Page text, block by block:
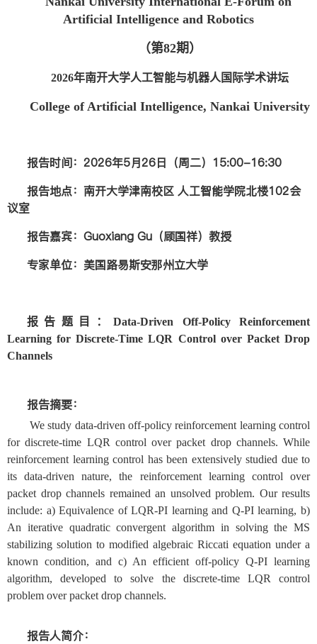
Artificial Intelligence and Robotics
（第82期 ）
2026年南开大学人工智能与机器人国际学术讲坛
College of Artificial Intelligence, Nankai University
报告时间：2026年5月26日（周二）15:00-16:30
报告地点：南开大学津南校区 人工智能学院北楼102会
议室
报告嘉宾：Guoxiang Gu（顾国祥）教授
专家单位：美国路易斯安那州立大学
报告题目：Data-Driven Off-Policy Reinforcement
Learning for Discrete-Time LQR Control over Packet Drop
Channels
报告摘要：
We study data-driven off-policy reinforcement learning control
for discrete-time LQR control over packet drop channels. While
reinforcement learning control has been extensively studied due to
its data-driven nature, the reinforcement learning control over
packet drop channels remained an unsolved problem. Our results
include: a) Equivalence of LQR-PI learning and Q-PI learning, b)
An iterative quadratic convergent algorithm in solving the MS
stabilizing solution to modified algebraic Riccati equation under a
known condition, and c) An efficient off-policy Q-PI learning
algorithm, developed to solve the discrete-time LQR control
problem over packet drop channels.
报告人简介：